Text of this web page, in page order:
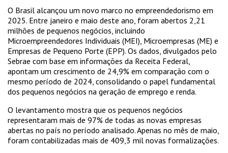
O Brasil alcançou um novo marco no empreendedorismo em
2025. Entre janeiro e maio deste ano, foram abertos 2,21
milhões de pequenos negócios, incluindo
Microempreendedores Individuais (MEI), Microempresas (ME) e
Empresas de Pequeno Porte (EPP). Os dados, divulgados pelo
Sebrae com base em informações da Receita Federal,
apontam um crescimento de 24,9% em comparação com o
mesmo período de 2024, consolidando o papel fundamental
dos pequenos negócios na geração de emprego e renda.
O levantamento mostra que os pequenos negócios
representaram mais de 97% de todas as novas empresas
abertas no país no período analisado. Apenas no mês de maio,
foram contabilizadas mais de 409,3 mil novas formalizações.